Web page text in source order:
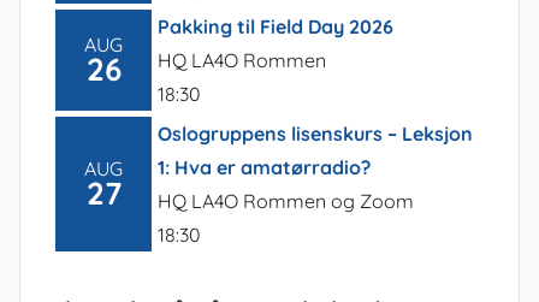
AUG
26
Pakking til Field Day 2026
HQ LA4O Rommen
18:30
AUG
27
Oslogruppens lisenskurs – Leksjon
1: Hva er amatørradio?
HQ LA4O Rommen og Zoom
18:30